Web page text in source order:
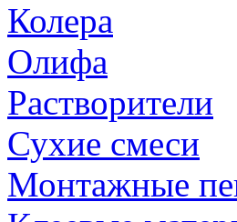
Колера
Олифа
Растворители
Сухие смеси
Монтажные